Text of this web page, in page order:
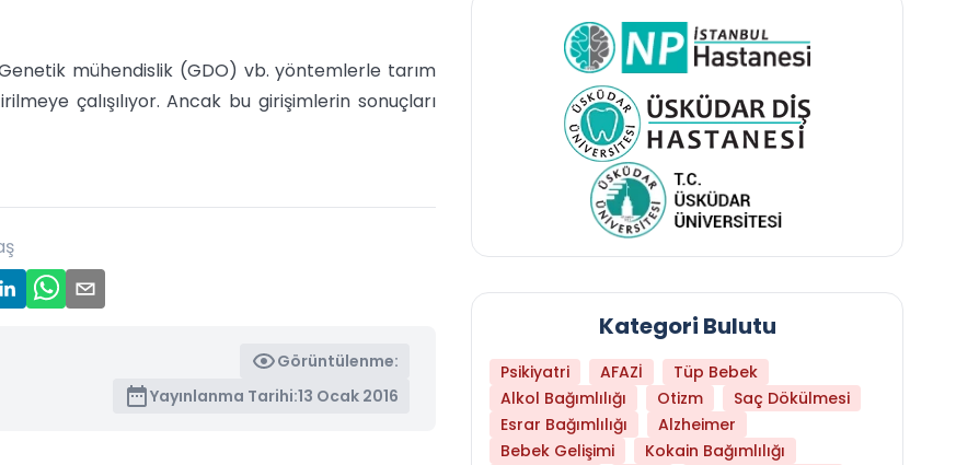
mühendislik (GDO) vb. yöntemlerle tarım
çalışılıyor. Ancak bu girişimlerin sonuçları
Görüntülenme:
Yayınlanma Tarihi:13 Ocak 2016
Kategori Bulutu
Psikiyatri AFAZİ
Tüp Bebek
Alkol Bağımlılığı
Otizm
Saç Dökülmesi
Esrar Bağımlılığı
Alzheimer
Bebek Gelişimi
Kokain Bağımlılığı